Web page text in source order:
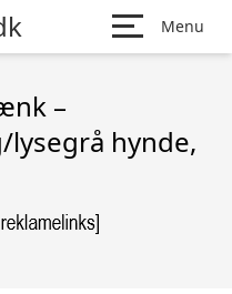
Menu
–
hynde,